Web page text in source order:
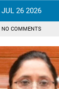
JUL 26 2026
NO COMMENTS